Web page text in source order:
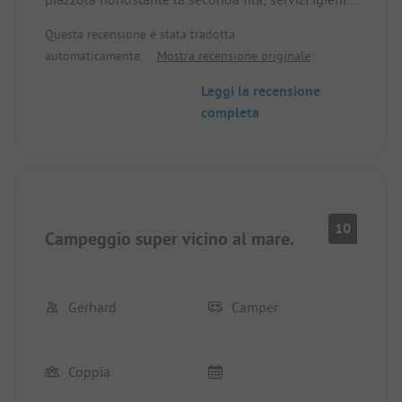
accessibili, spiaggia di ghiaia relativamente
piccola e stretta.
Questa recensione è stata tradotta
automaticamente.
Mostra recensione originale
Leggi la recensione
completa
Campeggio super vicino al mare. 10
Gerhard Camper
Coppia